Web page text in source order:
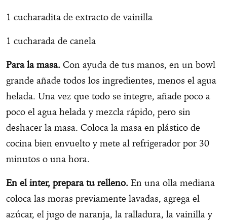
1 cucharadita de extracto de vainilla
1 cucharada de canela
Para la masa. Con ayuda de tus manos, en un bowl
grande añade todos los ingredientes, menos el agua
helada. Una vez que todo se integre, añade poco a
poco el agua helada y mezcla rápido, pero sin
deshacer la masa. Coloca la masa en plástico de
cocina bien envuelto y mete al refrigerador por 30
minutos o una hora.
En el inter, prepara tu relleno. En una olla mediana
coloca las moras previamente lavadas, agrega el
azúcar, el jugo de naranja, la ralladura, la vainilla y